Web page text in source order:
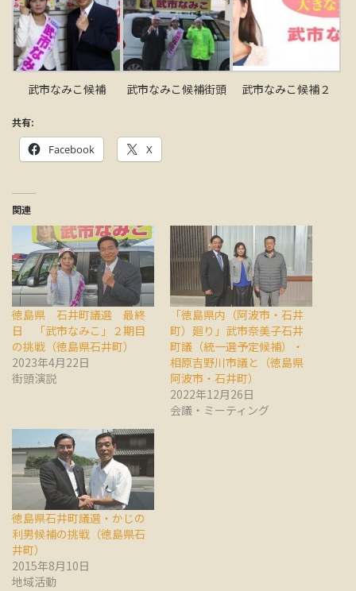
武市なみこ候補 武市なみこ候補街頭 武市なみこ候補２
共有:
Facebook X
関連
徳島県 石井町議選 最終
日 「武市なみこ」２期目
の挑戦（徳島県石井町）
2023年4月22日
街頭演説
「徳島県内（阿波市・石井
町）廻り」武市奈美子石井
町議（統一選予定候補）・
相原吉野川市議と（徳島県
阿波市・石井町）
2022年12月26日
会議・ミーティング
徳島県石井町議選・かじの
利男候補の挑戦（徳島県石
井町）
2015年8月10日
地域活動